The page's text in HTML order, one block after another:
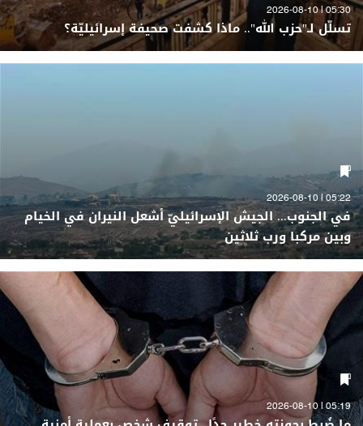
05:30 | 2026-08-10
تسلّل لـ"حزب الله".. ماذا كشفت صحيفة إسرائيليّة؟
05:22 | 2026-08-10
في الجنوب... الجيش الإسرائيليّ أشعل النيران في الخيام
وبين مركبا ورب ثلاثين
05:19 | 2026-08-10